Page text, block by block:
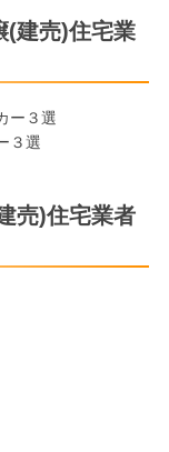
(建売)住宅業
ー３選
３選
売)住宅業者